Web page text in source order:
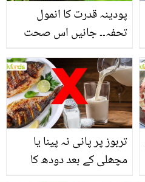
پودینہ قدرت کا انمول
تحفہ۔۔ جانیں اس صحت
انگیز طبی فوائد
تربوز پر پانی نہ پینا یا
مچھلی کے بعد دودھ کا